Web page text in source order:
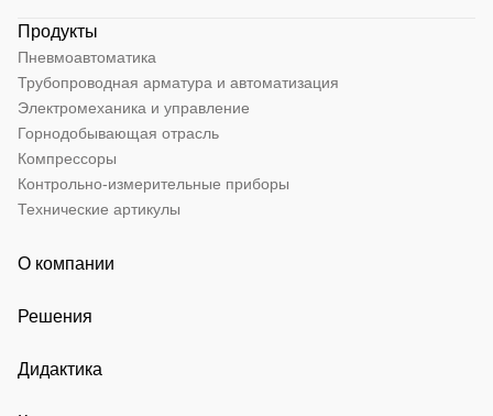
Продукты
Пневмоавтоматика
Трубопроводная арматура и автоматизация
Электромеханика и управление
Горнодобывающая отрасль
Компрессоры
Контрольно-измерительные приборы
Технические артикулы
О компании
Решения
Дидактика